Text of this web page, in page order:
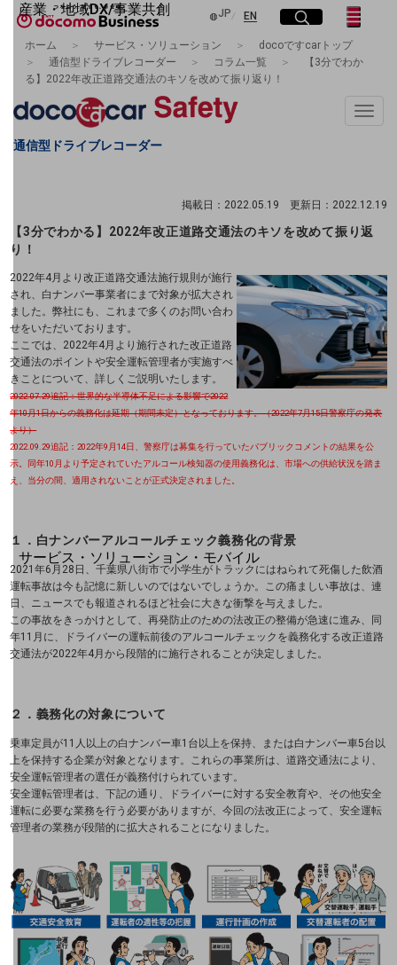
産業・地域DX/事業共創
OPEN HUB for Plural Futures
自律・分散・協調型社会の実現を目指し、
「社会可能性」を探究・実装する事業共創エコシステムです。
OPEN HUB for Plural Futuresとは
イベント/ウェビナー
記事コンテンツ
プレイヤー(カタリスト/パートナー企業)
産業・地域DXプラットフォーマーとして
企業と地域が持続成長する社会を目指します
Smart City
Smart Healthcare
Smart Industry
Smart Mobility
Smart Worksite
生成AI(Generative AI)
地域の取り組み
地域社会を支える皆さまと地域課題の解決や
地域経済のさらなる活性化に取り組みます
自治体・地域社会との共創
LGPF(Local Government Platform)
サービス・ソリューション・モバイル
サービス・ソリューションTOP
DXに関する課題を解決する
サービス・ソリューションをご紹介
カテゴリーで探す
カテゴリーで探すTOP
クラウド・データセンター
電話・映像コミュニケーション
セキュリティ
IoT
AI
JP日本語
ENEnglishサイト内検索
開く メニュー
開く
フリーワードを入力して探す
ホーム サービス・ソリューション
docoですcarトップ
通信型ドライブレコーダー
コラム一覧
【3分でわか
る】2022年改正道路交通法のキソを改めて振り返り！
通信型ドライブレコーダー
Toggle
掲載日：2022.05.19 更新日：2022.12.19
【3分でわかる】2022年改正道路交通法のキソを改めて振り返
り！
2022年4月より改正道路交通法施行規則が施行
され、白ナンバー事業者にまで対象が拡大され
ました。弊社にも、これまで多くのお問い合わ
せをいただいております。
ここでは、2022年4月より施行された改正道路
交通法のポイントや安全運転管理者が実施すべ
きことについて、詳しくご説明いたします。
2022.07.29追記：世界的な半導体不足による影響で2022
年10月1日からの義務化は延期（期間未定）となっております。（2022年7月15日警察庁の発表
より）
2022.09.29追記：2022年9月14日、警察庁は募集を行っていたバブリックコメントの結果を公
示。同年10月より予定されていたアルコール検知器の使用義務化は、市場への供給状況を踏ま
え、当分の間、適用されないことが正式決定されました。
１．白ナンバーアルコールチェック義務化の背景
2021年6月28日、千葉県八街市で小学生がトラックにはねられて死傷した飲酒
運転事故は今も記憶に新しいのではないでしょうか。この痛ましい事故は、連
日、ニュースでも報道されるほど社会に大きな衝撃を与えました。
この事故をきっかけとして、再発防止のための法改正の整備が急速に進み、同
年11月に、ドライバーの運転前後のアルコールチェックを義務化する改正道路
交通法が2022年4月から段階的に施行されることが決定しました。
２．義務化の対象について
乗車定員が11人以上の白ナンバー車1台以上を保持、または白ナンバー車5台以
上を保持する企業が対象となります。これらの事業所は、道路交通法により、
安全運転管理者の選任が義務付けられています。
安全運転管理者は、下記の通り、ドライバーに対する安全教育や、その他安全
運転に必要な業務を行う必要がありますが、今回の法改正によって、安全運転
管理者の業務が段階的に拡大されることになりました。